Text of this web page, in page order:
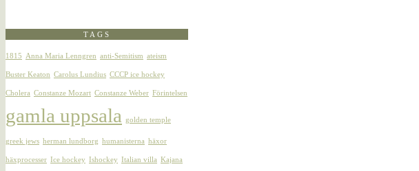
TAGS
1815 Anna Maria Lenngren anti-Semitism ateism
Buster Keaton Carolus Lundius CCCP ice hockey
Cholera Constanze Mozart Constanze Weber Förintelsen
gamla uppsala golden temple
greek jews herman lundborg humanisterna häxor
häxprocesser Ice hockey Ishockey Italian villa Kajana